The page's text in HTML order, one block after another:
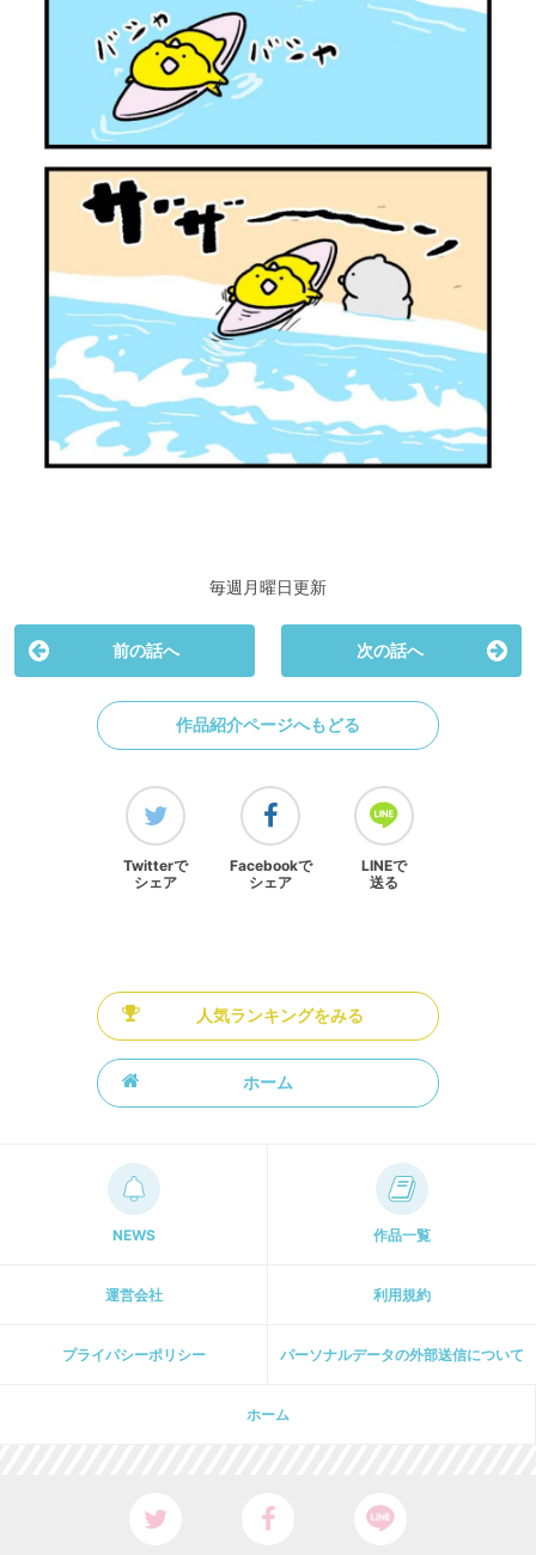
毎週月曜日更新
前の話へ 次の話へ
作品紹介ページへもどる
Twitterで
シェア
Facebookで
シェア
LINEで
送る
人気ランキングをみる
ホーム
NEWS 作品一覧
運営会社 利用規約
プライパシーポリシー パーソナルデータの外部送信について
ホーム